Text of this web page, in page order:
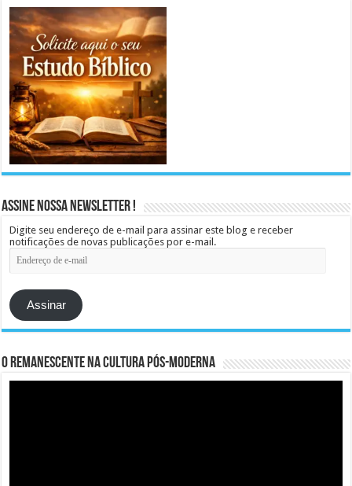
Assine Nossa Newsletter !
Digite seu endereço de e-mail para assinar este blog e receber
notificações de novas publicações por e-mail.
Endereço
de
mail
Assinar
O remanescente na cultura pós-moderna